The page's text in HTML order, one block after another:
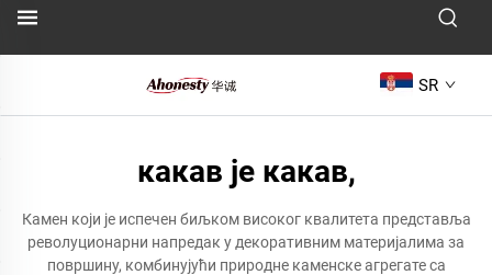
SR
какав је какав,
Камен који је испечен биљком високог квалитета представља
револуционарни напредак у декоративним материјалима за
површину, комбинујући природне каменске агрегате са